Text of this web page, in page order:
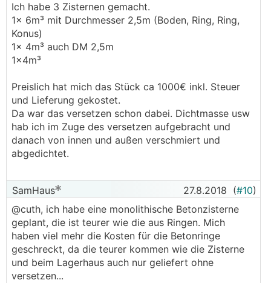
Ich habe 3 Zisternen gemacht.
1x 6m³ mit Durchmesser 2,5m (Boden, Ring, Ring,
Konus)
1x 4m³ auch DM 2,5m
1x4m³
Preislich hat mich das Stück ca 1000€ inkl. Steuer
und Lieferung gekostet.
Da war das versetzen schon dabei. Dichtmasse usw
hab ich im Zuge des versetzen aufgebracht und
danach von innen und außen verschmiert und
abgedichtet.
SamHaus 27.8.2018 (#10)
@cuth, ich habe eine monolithische Betonzisterne
geplant, die ist teurer wie die aus Ringen. Mich
haben viel mehr die Kosten für die Betonringe
geschreckt, da die teurer kommen wie die Zisterne
und beim Lagerhaus auch nur geliefert ohne
versetzen...